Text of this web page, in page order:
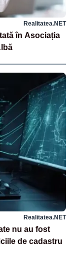
Realitatea.NET
în Asociația
Realitatea.NET
nu au fost
de cadastru